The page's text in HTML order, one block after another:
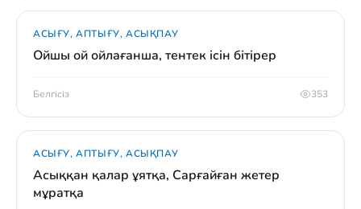
АСЫҒУ, АПТЫҒУ, АСЫҚПАУ
Ойшы ой ойлағанша, тентек ісін бітірер
Белгісіз 353
АСЫҒУ, АПТЫҒУ, АСЫҚПАУ
Асыққан қалар ұятқа, Сарғайған жетер
мұратқа